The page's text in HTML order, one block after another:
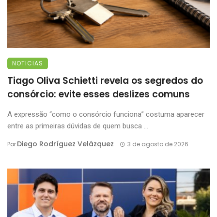
NOTICIAS
Tiago Oliva Schietti revela os segredos do
consórcio: evite esses deslizes comuns
A expressão “como o consórcio funciona” costuma aparecer
entre as primeiras dúvidas de quem busca ...
PorDiego Rodríguez Velázquez 3 de agosto de 2026